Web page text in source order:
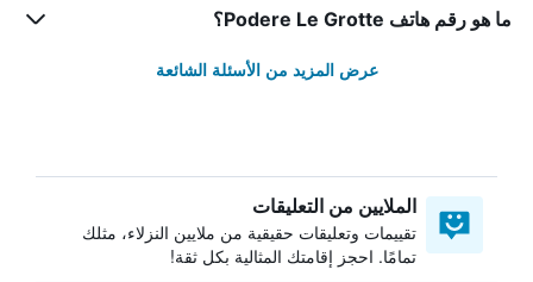
ما هو رقم هاتف Podere Le Grotte؟
عرض المزيد من الأسئلة الشائعة
الملايين من التعليقات
تقييمات وتعليقات حقيقية من ملايين النزلاء، مثلك
تمامًا. احجز إقامتك المثالية بكل ثقة!